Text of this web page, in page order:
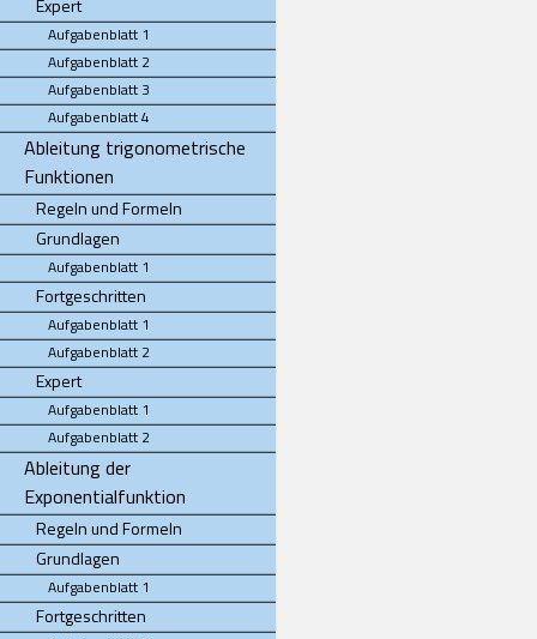
Expert
Aufgabenblatt 1
Aufgabenblatt 2
Aufgabenblatt 3
Aufgabenblatt 4
Ableitung trigonometrische
Funktionen
Regeln und Formeln
Grundlagen
Aufgabenblatt 1
Fortgeschritten
Aufgabenblatt 1
Aufgabenblatt 2
Expert
Aufgabenblatt 1
Aufgabenblatt 2
Ableitung der
Exponentialfunktion
Regeln und Formeln
Grundlagen
Aufgabenblatt 1
Fortgeschritten